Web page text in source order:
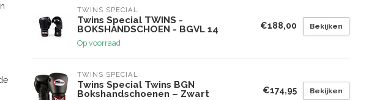
TWINS SPECIAL
Twins Special TWINS -
BOKSHANDSCHOEN - BGVL 14
Op voorraad
€188,00 Bekijken
TWINS SPECIAL
Twins Special Twins BGN
Bokshandschoenen – Zwart
€174,95 Bekijken